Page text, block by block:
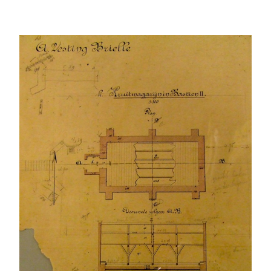
Over deze website
Zoekwoorden
affuiten arsenaalbastions boogconstructie courtine
enveloppe fort fundamenten garnizoen
gracht Johan van Westenhout kanonnen kruithuis
Maarten Cornelis Paeyse Menno van Coehoorn militair moderniseren
molenbolwerk molenvest noordpoort omwalling opgravingen
opslagplaatsen Provoost ravelijn restauratie schootsveld
schutterij
sortiepoort stadsmuur stadspoort stadspoorten Steenen Baak
strategischverdedigingswerkenverdedingslinies verhalen
vesting vestingstelsel wallenwandelen zichtveld
Zoek en gij zult vinden…
Zoeken